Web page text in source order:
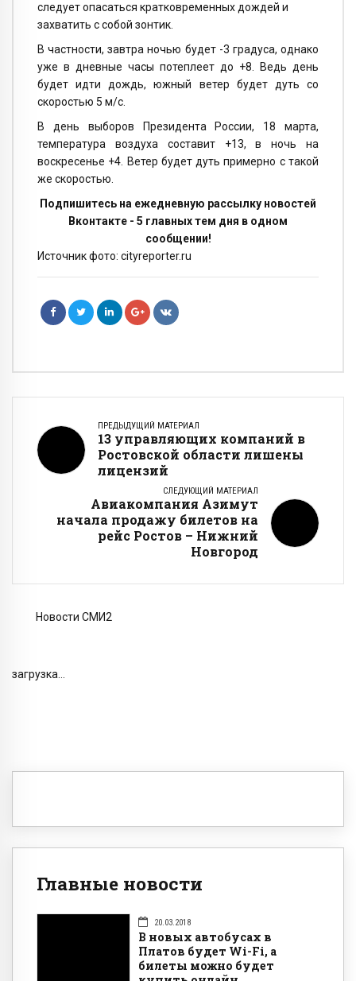
следует опасаться кратковременных дождей и
захватить с собой зонтик.
В частности, завтра ночью будет -3 градуса, однако
уже в дневные часы потеплеет до +8. Ведь день
будет идти дождь, южный ветер будет дуть со
скоростью 5 м/с.
В день выборов Президента России, 18 марта,
температура воздуха составит +13, в ночь на
воскресенье +4. Ветер будет дуть примерно с такой
же скоростью.
Подпишитесь на ежедневную рассылку новостей
Вконтакте - 5 главных тем дня в одном
сообщении!
Источник фото: cityreporter.ru
ПРЕДЫДУЩИЙ МАТЕРИАЛ
13 управляющих компаний в
Ростовской области лишены
лицензий
СЛЕДУЮЩИЙ МАТЕРИАЛ
Авиакомпания Азимут
начала продажу билетов на
рейс Ростов – Нижний
Новгород
Новости СМИ2
загрузка...
Главные новости
20.03.2018
В новых автобусах в
Платов будет Wi-Fi, а
билеты можно будет